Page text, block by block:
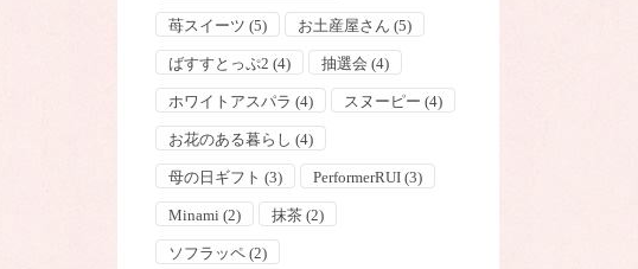
苺スイーツ (5) お土産屋さん (5)
ばすすとっぷ2 (4) 抽選会 (4)
ホワイトアスパラ (4) スヌーピー (4)
お花のある暮らし (4)
母の日ギフト (3) PerformerRUI (3)
Minami (2) 抹茶 (2)
ソフラッペ (2)